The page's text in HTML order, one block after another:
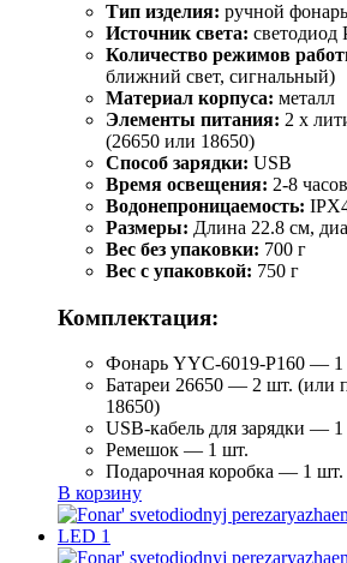
Тип изделия: ручной фонарь
Источник света: светодиод
Количество режимов
ближний свет, сигнальный)
Материал корпуса: металл
Элементы питания: 2 x
(26650 или 18650)
Способ зарядки: USB
Время освещения: 2-8 часов
Водонепроницаемость:
Размеры: Длина 22.8 см,
Вес без упаковки: 700 г
Вес с упаковкой: 750 г
Комплектация:
Фонарь YYC-6019-P160 — 1
Батареи 26650 — 2 шт. (или
18650)
USB-кабель для зарядки —
Ремешок — 1 шт.
Подарочная коробка — 1 шт.
В корзину